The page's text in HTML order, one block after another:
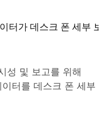
터가 데스크 폰 세부 보
성 및 보고를 위해
터를 데스크 폰 세부 보